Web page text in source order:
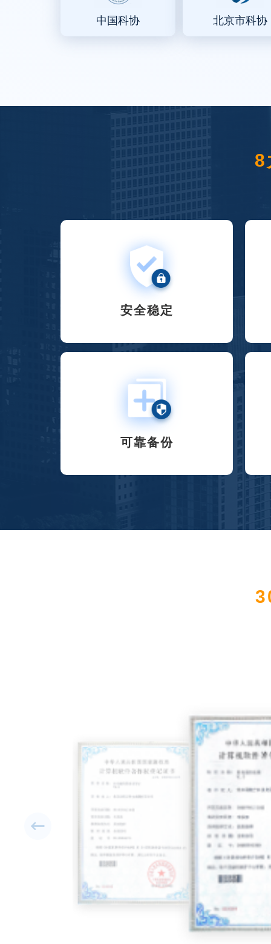
中国科协 北京市科协
8
安全稳定
可靠备份